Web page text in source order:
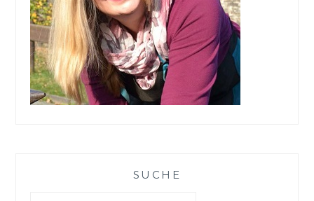
SUCHE